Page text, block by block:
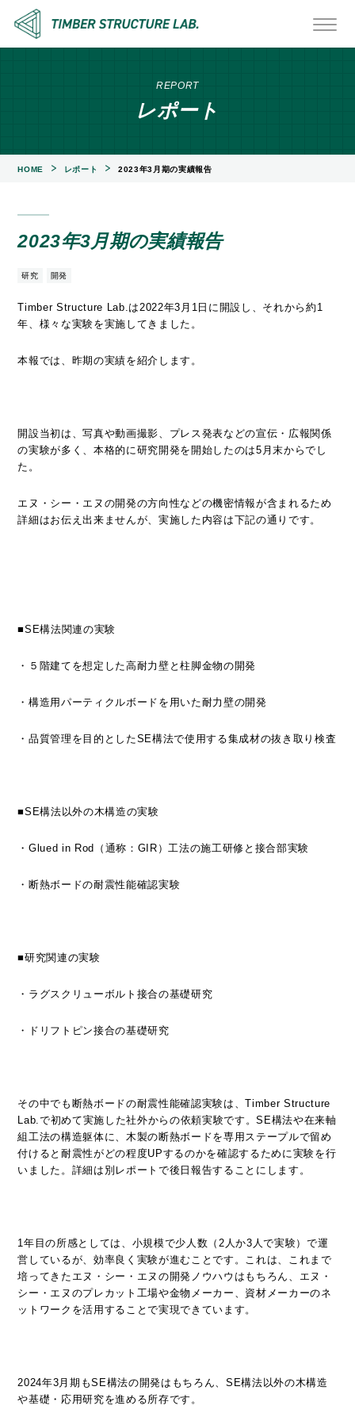
REPORT
レポート
HOME レポート 2023年3月期の実績報告
2023年3月期の実績報告
研究 開発
Timber Structure Lab.は2022年3月1日に開設し、それから約1
年、様々な実験を実施してきました。
本報では、昨期の実績を紹介します。
開設当初は、写真や動画撮影、プレス発表などの宣伝・広報関係
の実験が多く、本格的に研究開発を開始したのは5月末からでし
た。
エヌ・シー・エヌの開発の方向性などの機密情報が含まれるため
詳細はお伝え出来ませんが、実施した内容は下記の通りです。
■SE構法関連の実験
・５階建てを想定した高耐力壁と柱脚金物の開発
・構造用パーティクルボードを用いた耐力壁の開発
・品質管理を目的としたSE構法で使用する集成材の抜き取り検査
■SE構法以外の木構造の実験
・Glued in Rod（通称：GIR）工法の施工研修と接合部実験
・断熱ボードの耐震性能確認実験
■研究関連の実験
・ラグスクリューボルト接合の基礎研究
・ドリフトピン接合の基礎研究
その中でも断熱ボードの耐震性能確認実験は、Timber Structure
Lab.で初めて実施した社外からの依頼実験です。SE構法や在来軸
組工法の構造躯体に、木製の断熱ボードを専用ステープルで留め
付けると耐震性がどの程度UPするのかを確認するために実験を行
いました。詳細は別レポートで後日報告することにします。
1年目の所感としては、小規模で少人数（2人か3人で実験）で運
営しているが、効率良く実験が進むことです。これは、これまで
培ってきたエヌ・シー・エヌの開発ノウハウはもちろん、エヌ・
シー・エヌのプレカット工場や金物メーカー、資材メーカーのネ
ットワークを活用することで実現できています。
2024年3月期もSE構法の開発はもちろん、SE構法以外の木構造
や基礎・応用研究を進める所存です。